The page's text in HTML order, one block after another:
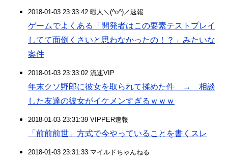
2018-01-03 23:33:42 暇人＼(^o^)／速報
ゲームでよくある「開発者はこの要素テストプレイ
してて面倒くさいと思わなかったの！？」みたいな
案件
2018-01-03 23:33:02 流速VIP
年末クソ野郎に彼女を取られて揉めた件 → 相談
した友達の彼女がイケメンすぎるｗｗｗ
2018-01-03 23:31:39 VIPPER速報
「前前前世」方式で今やっていることを書くスレ
2018-01-03 23:31:33 マイルドちゃんねる